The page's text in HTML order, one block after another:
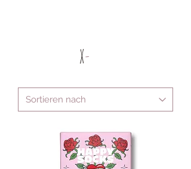
X-